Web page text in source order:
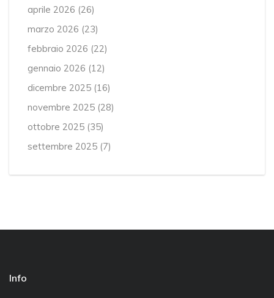
aprile 2026 (26)
marzo 2026 (23)
febbraio 2026 (22)
gennaio 2026 (12)
dicembre 2025 (16)
novembre 2025 (28)
ottobre 2025 (35)
settembre 2025 (7)
Info